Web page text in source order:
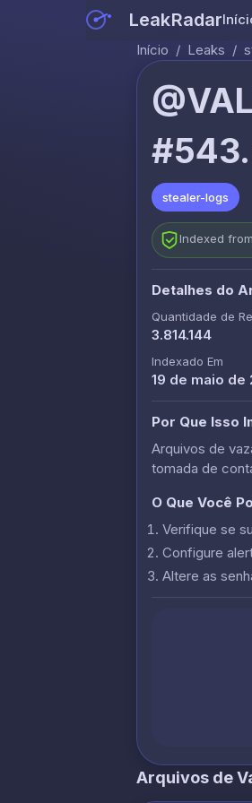
LeakRadar
Início / Leaks /
stealer-logs
Indexed
Detalhes do
Quantidade de
3.814.144
Indexado Em
19 de maio de
Por Que Isso
Arquivos de
tomada de
O Que Você
Verifique se
Configure
Altere as
Arquivos de